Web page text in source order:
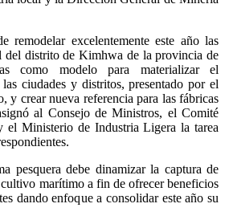
remodelar excelentemente este año las
del distrito de Kimhwa de la provincia de
como modelo para materializar el
ciudades y distritos, presentado por el
y crear nueva referencia para las fábricas
al Consejo de Ministros, el Comité
el Ministerio de Industria Ligera la tarea
pesquera debe dinamizar la captura de
marítimo a fin de ofrecer beneficios
dando enfoque a consolidar este año su